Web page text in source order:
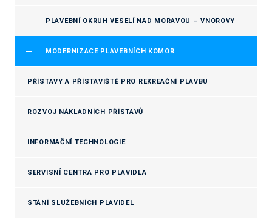
PLAVEBNÍ OKRUH VESELÍ NAD MORAVOU – VNOROVY
MODERNIZACE PLAVEBNÍCH KOMOR
PŘÍSTAVY A PŘÍSTAVIŠTĚ PRO REKREAČNÍ PLAVBU
ROZVOJ NÁKLADNÍCH PŘÍSTAVŮ
INFORMAČNÍ TECHNOLOGIE
SERVISNÍ CENTRA PRO PLAVIDLA
STÁNÍ SLUŽEBNÍCH PLAVIDEL